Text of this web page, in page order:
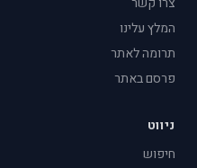
המלץ עלינו
תרומה לאתר
פרסם באתר
ניווט
חיפוש